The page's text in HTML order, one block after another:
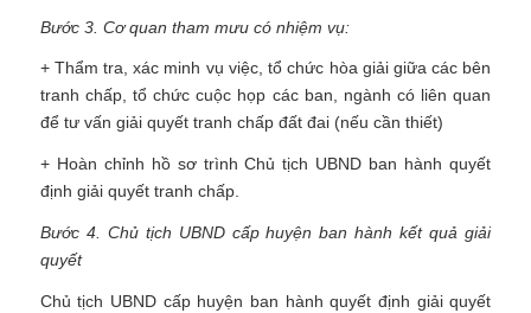
Bước 3. Cơ quan tham mưu có nhiệm vụ:
+ Thẩm tra, xác minh vụ việc, tổ chức hòa giải giữa các bên
tranh chấp, tổ chức cuộc họp các ban, ngành có liên quan
để tư vấn giải quyết tranh chấp đất đai (nếu cần thiết)
+ Hoàn chỉnh hồ sơ trình Chủ tịch UBND ban hành quyết
định giải quyết tranh chấp.
Bước 4. Chủ tịch UBND cấp huyện ban hành kết quả giải
quyết
Chủ tịch UBND cấp huyện ban hành quyết định giải quyết